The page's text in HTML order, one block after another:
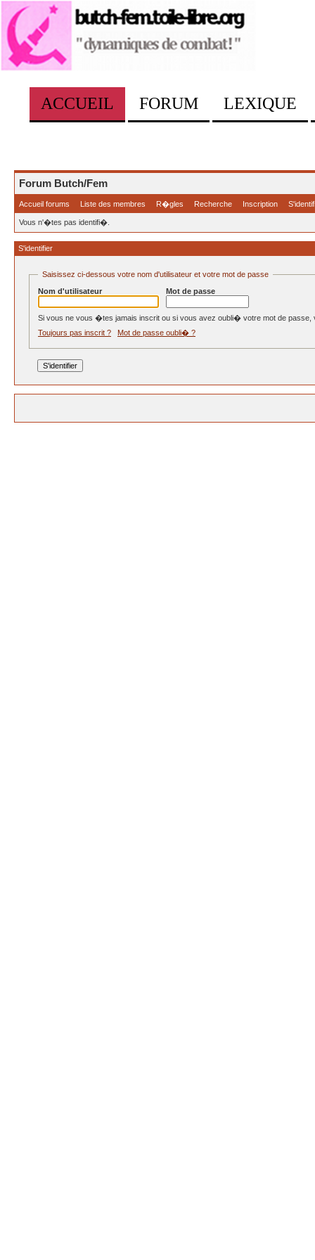
ACCUEIL FORUM LEXIQUE
Forum Butch/Fem
Accueil forums Liste des membres R�gles Recherche Inscription
Vous n'�tes pas identifi�.
S'identifier
Saisissez ci-dessous votre nom d'utilisateur et votre mot de passe
Nom d'utilisateur
Mot de passe
Si vous ne vous �tes jamais inscrit ou si vous avez oubli� votre mot de
Toujours pas inscrit ?
Mot de passe oubli� ?